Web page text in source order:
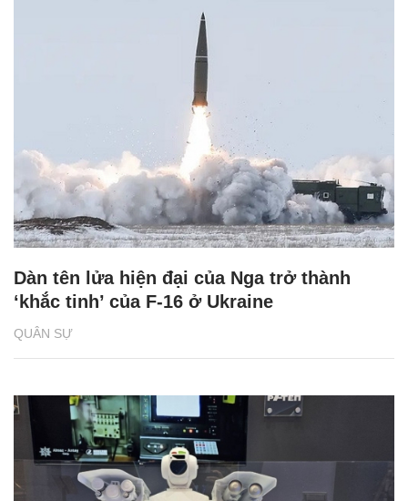
QUÂN SỰ
Dàn tên lửa hiện đại của Nga trở thành
‘khắc tinh’ của F-16 ở Ukraine